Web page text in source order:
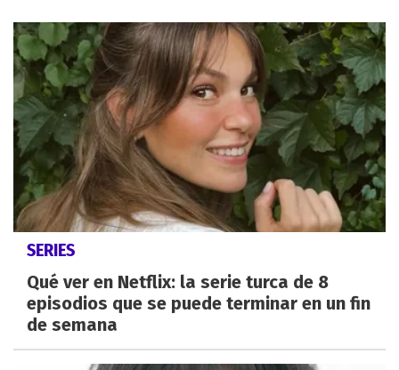
SERIES
Qué ver en Netflix: la serie turca de 8
episodios que se puede terminar en un fin
de semana